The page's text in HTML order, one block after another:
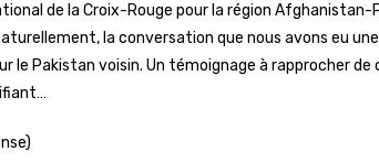
de la Croix-Rouge pour la région
la conversation que nous avons eu
le Pakistan voisin. Un témoignage à rapprocher de